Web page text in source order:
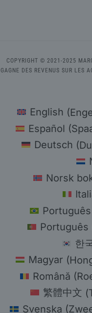
COPYRIGHT © 2021-2025
GAGNE DES REVENUS SUR LES
English (
Español (
Deutsch (
Norsk
Português
Português
한
Magyar (
Română (
繁體中文 (
Svenska (